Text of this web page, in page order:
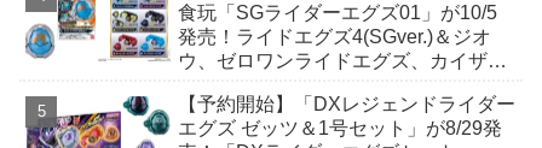
食玩「SGライダーエグズ01」が10/5
発売！ライドエグズ4(SGver.)＆ジオ
ウ、ゼロワンライドエグズ、カイザ、
【予約開始】「DXレジェンドライダー
エグズ ゼッツ＆1号セット」が8/29発